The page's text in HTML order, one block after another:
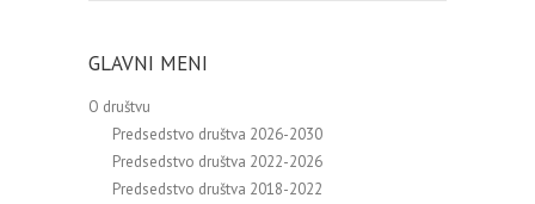
GLAVNI MENI
O društvu
Predsedstvo društva 2026-2030
Predsedstvo društva 2022-2026
Predsedstvo društva 2018-2022